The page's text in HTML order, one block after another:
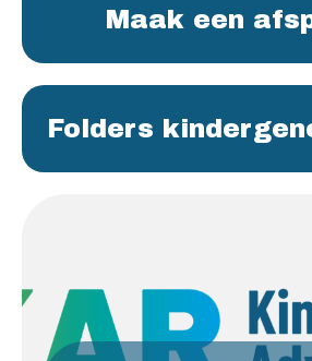
Maak een
Folders